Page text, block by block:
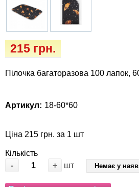
215 грн.
Пілочка багаторазова 100 лапок,
Артикул: 18-60*60
Ціна 215 грн. за 1 шт
Кількість
-
+ шт Немає у
Ласощі та корма
собак
Лежаки, будиночки, охолоджуючи
Післяопераційні засоби та